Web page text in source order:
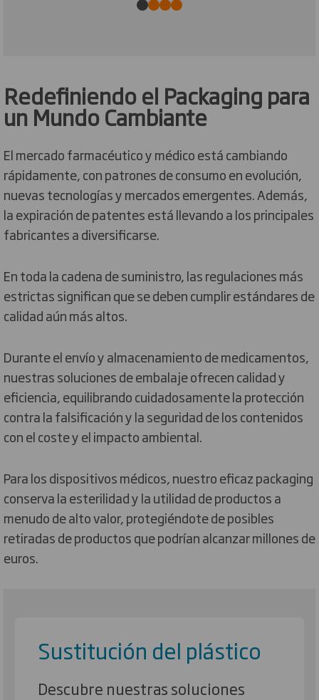
Redefiniendo el Packaging para
un Mundo Cambiante
El mercado farmacéutico y médico está cambiando
rápidamente, con patrones de consumo en evolución,
nuevas tecnologías y mercados emergentes. Además,
la expiración de patentes está llevando a los principales
fabricantes a diversificarse.
En toda la cadena de suministro, las regulaciones más
estrictas significan que se deben cumplir estándares de
calidad aún más altos.
Durante el envío y almacenamiento de medicamentos,
nuestras soluciones de embalaje ofrecen calidad y
eficiencia, equilibrando cuidadosamente la protección
contra la falsificación y la seguridad de los contenidos
con el coste y el impacto ambiental.
Para los dispositivos médicos, nuestro eficaz packaging
conserva la esterilidad y la utilidad de productos a
menudo de alto valor, protegiéndote de posibles
retiradas de productos que podrían alcanzar millones de
euros.
Sustitución del plástico
Descubre nuestras soluciones